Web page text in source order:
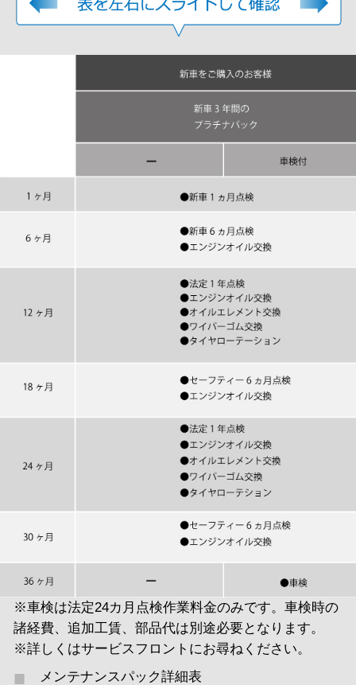
※車検は法定24カ月点検作業料金のみです。車検時の
諸経費、追加工賃、部品代は別途必要となります。
※詳しくはサービスフロントにお尋ねください。
メンテナンスパック詳細表